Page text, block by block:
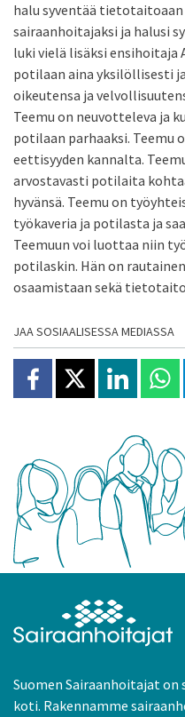
halu syventää
sairaanhoitajaksi ja halusi
luki vielä lisäksi ensihoitaja
potilaan aina yksilöllisesti
oikeutensa ja
Teemu on neuvotteleva ja
potilaan parhaaksi. Teemu
eettisyyden kannalta.
arvostavasti potilaita
hyvänsä. Teemu on
työkaveria ja potilasta ja
Teemuun voi luottaa niin
potilaskin. Hän on
osaamistaan sekä
JAA SOSIAALISESSA MEDIASSA
Jaa Facebookissa
Jaa X:ssäJaa Jaa
Suomen Sairaanhoitajat
koti. Rakennamme